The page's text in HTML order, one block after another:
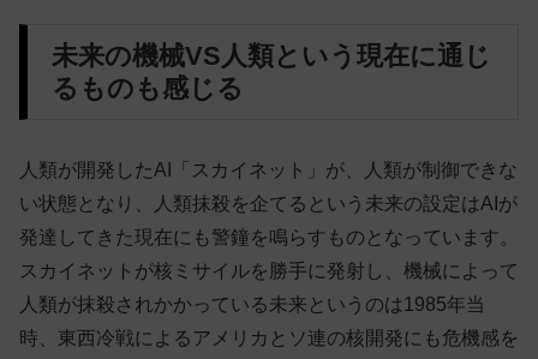
未来の機械VS人類という現在に通じ
るものも感じる
人類が開発したAI「スカイネット」が、人類が制御できな
い状態となり、人類抹殺を企てるという未来の設定はAIが
発達してきた現在にも警鐘を鳴らすものとなっています。
スカイネットが核ミサイルを勝手に発射し、機械によって
人類が抹殺されかかっている未来というのは1985年当
時、東西冷戦によるアメリカとソ連の核開発にも危機感を